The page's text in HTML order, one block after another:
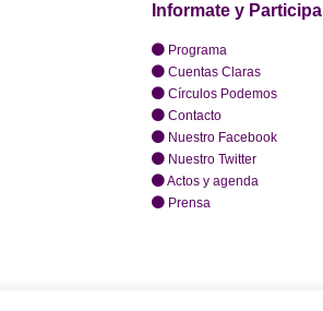
Informate y Participa
Programa
Cuentas Claras
Círculos Podemos
Contacto
Nuestro Facebook
Nuestro Twitter
Actos y agenda
Prensa